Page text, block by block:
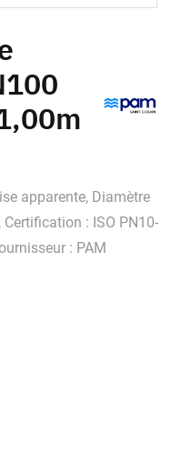
apparente, Diamètre
: ISO PN10-
: PAM